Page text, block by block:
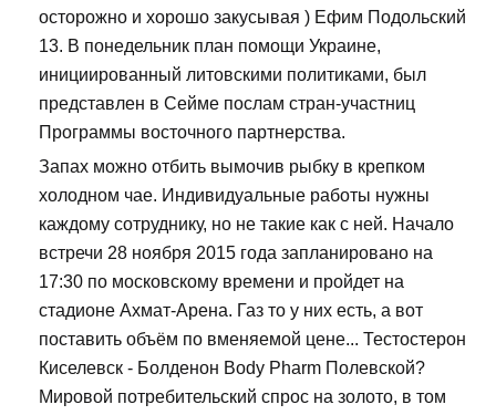
осторожно и хорошо закусывая ) Ефим Подольский
13. В понедельник план помощи Украине,
инициированный литовскими политиками, был
представлен в Сейме послам стран-участниц
Программы восточного партнерства.
Запах можно отбить вымочив рыбку в крепком
холодном чае. Индивидуальные работы нужны
каждому сотруднику, но не такие как с ней. Начало
встречи 28 ноября 2015 года запланировано на
17:30 по московскому времени и пройдет на
стадионе Ахмат-Арена. Газ то у них есть, а вот
поставить объём по вменяемой цене... Тестостерон
Киселевск - Болденон Body Pharm Полевской?
Мировой потребительский спрос на золото, в том